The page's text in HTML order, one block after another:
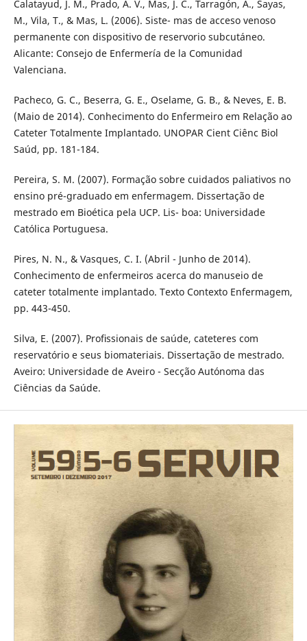
Calatayud, J. M., Prado, A. V., Mas, J. C., Tarragón, A., Sayas,
M., Vila, T., & Mas, L. (2006). Siste- mas de acceso venoso
permanente con dispositivo de reservorio subcutáneo.
Alicante: Consejo de Enfermería de la Comunidad
Valenciana.
Pacheco, G. C., Beserra, G. E., Oselame, G. B., & Neves, E. B.
(Maio de 2014). Conhecimento do Enfermeiro em Relação ao
Cateter Totalmente Implantado. UNOPAR Cient Ciênc Biol
Saúd, pp. 181-184.
Pereira, S. M. (2007). Formação sobre cuidados paliativos no
ensino pré-graduado em enfermagem. Dissertação de
mestrado em Bioética pela UCP. Lis- boa: Universidade
Católica Portuguesa.
Pires, N. N., & Vasques, C. I. (Abril - Junho de 2014).
Conhecimento de enfermeiros acerca do manuseio de
cateter totalmente implantado. Texto Contexto Enfermagem,
pp. 443-450.
Silva, E. (2007). Proﬁssionais de saúde, cateteres com
reservatório e seus biomateriais. Dissertação de mestrado.
Aveiro: Universidade de Aveiro - Secção Autónoma das
Ciências da Saúde.